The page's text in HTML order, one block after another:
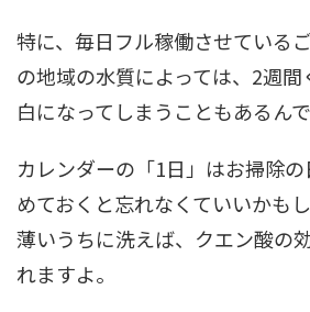
特に、毎日フル稼働させている
の地域の水質によっては、2週間
白になってしまうこともあるんで
カレンダーの「1日」はお掃除
めておくと忘れなくていいかも
薄いうちに洗えば、クエン酸の
れますよ。